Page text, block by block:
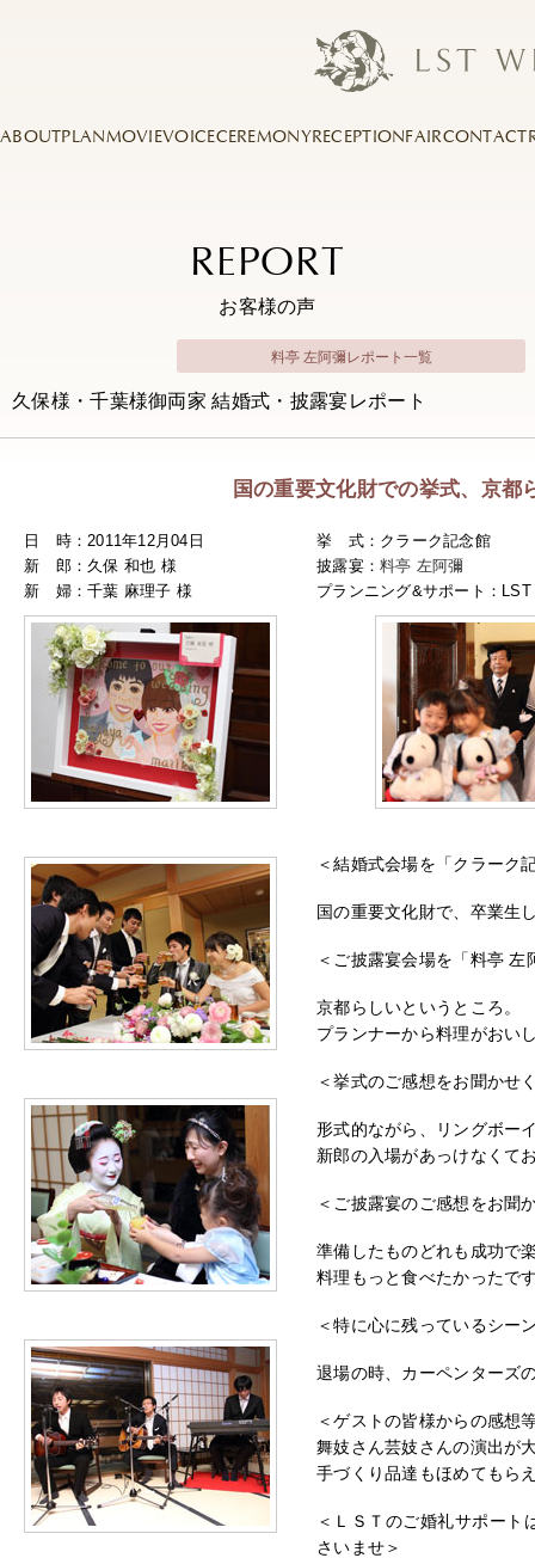
ABOUT PLANMOVIEVOICECEREMONY RECEPTION FAIRCONTACT
REPORT
お客様の声
料亭 左阿彌レポート一覧
久保様・千葉様御両家 結婚式・披露宴レポート
国の重要文化財での挙式、京都
日 時：2011年12月04日
新 郎：久保 和也 様
新 婦：千葉 麻理子 様
挙 式：クラーク記念館
披露宴：料亭 左阿彌
プランニング&サポート：
＜結婚式会場を「クラーク
国の重要文化財で、卒業生
＜ご披露宴会場を「料亭
京都らしいというところ。
プランナーから料理がおい
＜挙式のご感想をお聞かせ
形式的ながら、リングボー
新郎の入場があっけなくて
＜ご披露宴のご感想をお聞
準備したものどれも成功で
料理もっと食べたかったで
＜特に心に残っているシー
退場の時、カーペンターズ
＜ゲストの皆様からの感想
舞妓さん芸妓さんの演出が
手づくり品達もほめてもら
＜ＬＳＴのご婚礼サポート
さいませ＞